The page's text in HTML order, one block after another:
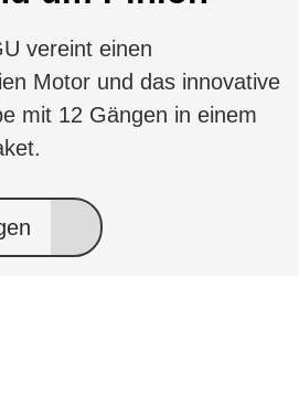
vereint einen
Motor und das innovative
mit 12 Gängen in einem